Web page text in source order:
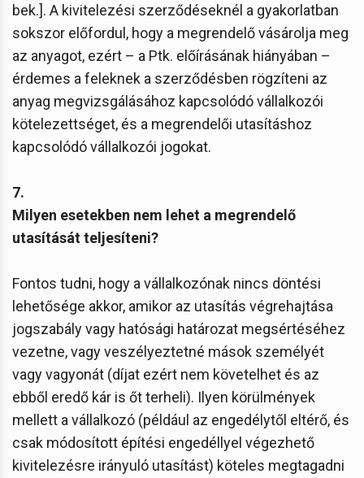
bek.]. A kivitelezési szerződéseknél a gyakorlatban
sokszor előfordul, hogy a megrendelő vásárolja meg
az anyagot, ezért – a Ptk. előírásának hiányában –
érdemes a feleknek a szerződésben rögzíteni az
anyag megvizsgálásához kapcsolódó vállalkozói
kötelezettséget, és a megrendelői utasításhoz
kapcsolódó vállalkozói jogokat.
7.
Milyen esetekben nem lehet a megrendelő
utasítását teljesíteni?
Fontos tudni, hogy a vállalkozónak nincs döntési
lehetősége akkor, amikor az utasítás végrehajtása
jogszabály vagy hatósági határozat megsértéséhez
vezetne, vagy veszélyeztetné mások személyét
vagy vagyonát (díjat ezért nem követelhet és az
ebből eredő kár is őt terheli). Ilyen körülmények
mellett a vállalkozó (például az engedélytől eltérő, és
csak módosított építési engedéllyel végezhető
kivitelezésre irányuló utasítást) köteles megtagadni